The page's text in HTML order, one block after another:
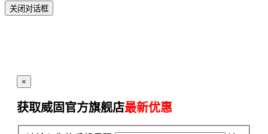
关闭对话框
×
获取威固官方旗舰店最新优惠